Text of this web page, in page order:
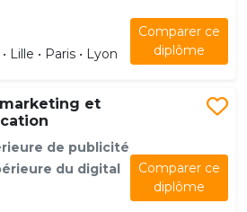
Lille • Paris • Lyon
Comparer ce
diplôme
et
de publicité
du digital
Comparer ce
diplôme